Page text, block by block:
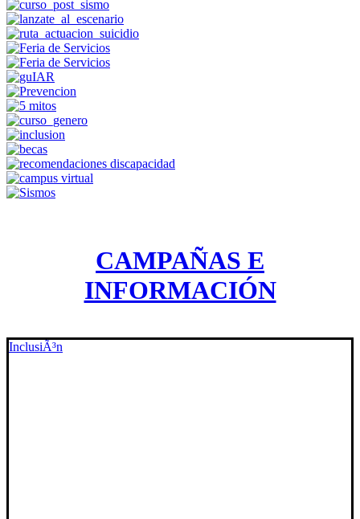
CAMPAÑAS E
INFORMACIÓN
InclusiÃ³n